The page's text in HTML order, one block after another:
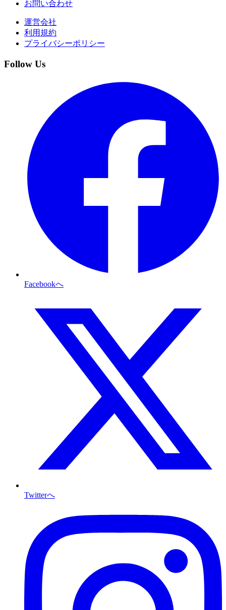
お問い合わせ
運営会社
利用規約
プライバシーポリシー
Follow Us
Facebookへ
Twitterへ